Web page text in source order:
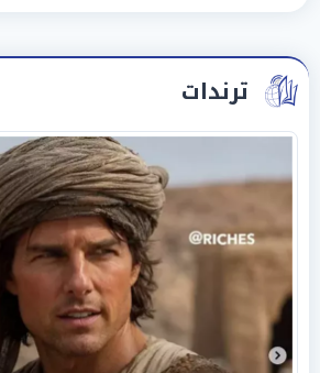
ترندات